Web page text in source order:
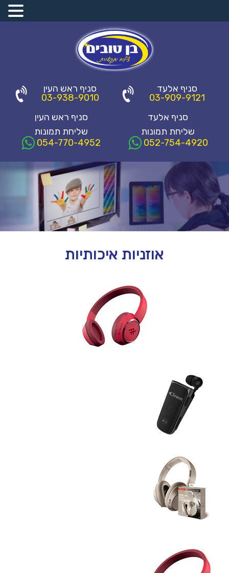
סניף אלעד
03-909-9121
סניף ראש העין
03-938-9010
סניף אלעד
שליחת תמונות
052-754-4920
סניף ראש העין
שליחת תמונות
054-770-4952
אוזניות איכותיות